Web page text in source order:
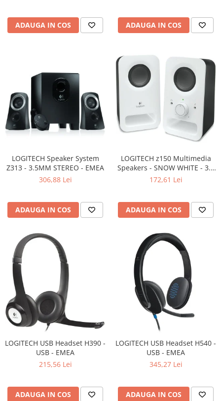
ADAUGA IN COS ADAUGA IN COS
LOGITECH Speaker System
Z313 - 3.5MM STEREO - EMEA
306,88 Lei
ADAUGA IN COS
LOGITECH z150 Multimedia
Speakers - SNOW WHITE - 3.5
MM - EU
172,61 Lei
ADAUGA IN COS
LOGITECH USB Headset H390 -
USB - EMEA
215,56 Lei
ADAUGA IN COS
LOGITECH USB Headset H540 -
USB - EMEA
345,27 Lei
ADAUGA IN COS